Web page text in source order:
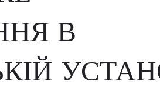
В